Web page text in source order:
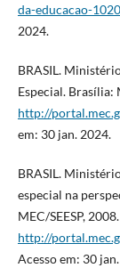
da-educacao-
2024.
BRASIL.
Especial. Brasília:
http://
em: 30 jan. 2024.
BRASIL.
especial na
MEC/SEESP,
http://
Acesso em: 30